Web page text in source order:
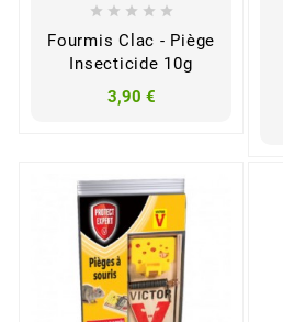
    
Fourmis Clac - Piège
Insecticide 10g
3,90 €